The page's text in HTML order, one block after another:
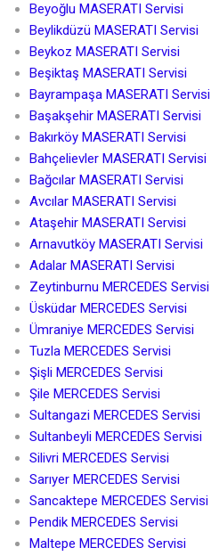
Beyoğlu MASERATI Servisi
Beylikdüzü MASERATI Servisi
Beykoz MASERATI Servisi
Beşiktaş MASERATI Servisi
Bayrampaşa MASERATI Servisi
Başakşehir MASERATI Servisi
Bakırköy MASERATI Servisi
Bahçelievler MASERATI Servisi
Bağcılar MASERATI Servisi
Avcılar MASERATI Servisi
Ataşehir MASERATI Servisi
Arnavutköy MASERATI Servisi
Adalar MASERATI Servisi
Zeytinburnu MERCEDES Servisi
Üsküdar MERCEDES Servisi
Ümraniye MERCEDES Servisi
Tuzla MERCEDES Servisi
Şişli MERCEDES Servisi
Şile MERCEDES Servisi
Sultangazi MERCEDES Servisi
Sultanbeyli MERCEDES Servisi
Silivri MERCEDES Servisi
Sarıyer MERCEDES Servisi
Sancaktepe MERCEDES Servisi
Pendik MERCEDES Servisi
Maltepe MERCEDES Servisi